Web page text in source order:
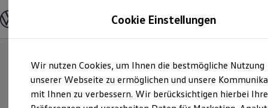
Hauptinhalt
springen
Footer
springen
Modelle und Konfigurator
Modelle vergleichen
Elektroautos
ENERGY Sondermodelle
Nutzfahrzeuge
SUV und CUV
Cookie Einstellungen
Wir nutzen Cookies, um Ihnen die bestmögliche Nutzung
unserer Webseite zu ermöglichen und unsere
mit Ihnen zu verbessern. Wir berücksichtigen hierbei Ihre